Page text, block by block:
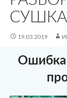
19.03.2019
Ошибка